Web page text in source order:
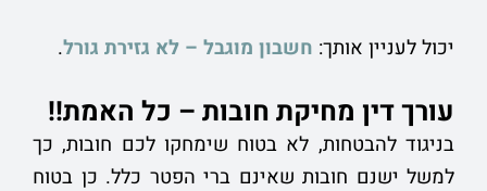
יכול לעניין אותך: חשבון מוגבל – לא גזירת גורל.
עורך דין מחיקת חובות – כל האמת!!
בניגוד להבטחות, לא בטוח שימחקו לכם חובות, כך
למשל ישנם חובות שאינם ברי הפטר כלל. כן בטוח